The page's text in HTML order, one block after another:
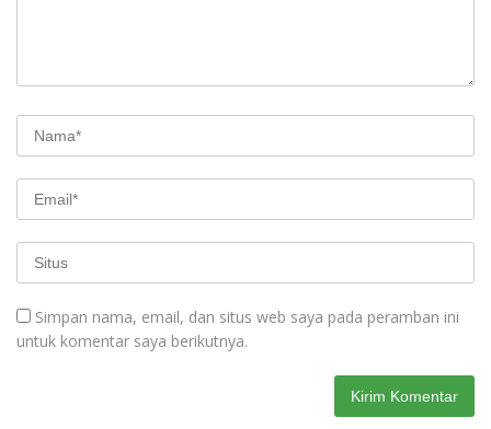
Simpan nama, email, dan situs web saya pada peramban ini
untuk komentar saya berikutnya.